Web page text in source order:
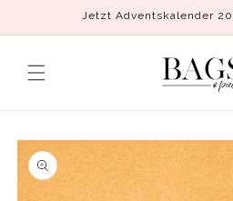
Inhalt
Jetzt Adventskalender